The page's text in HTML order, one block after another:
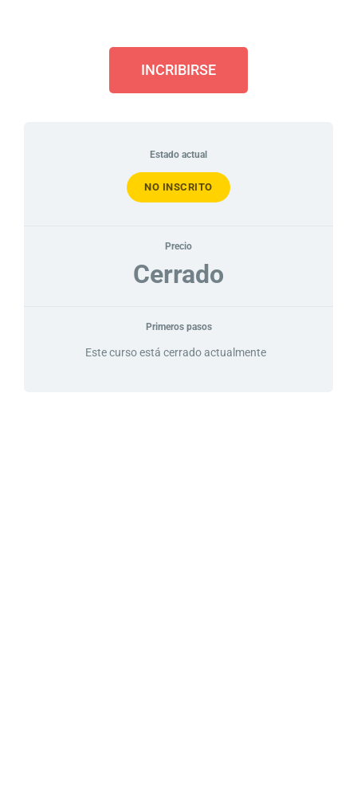
INCRIBIRSE
Estado actual
NO INSCRITO
Precio
Cerrado
Primeros pasos
Este curso está cerrado actualmente